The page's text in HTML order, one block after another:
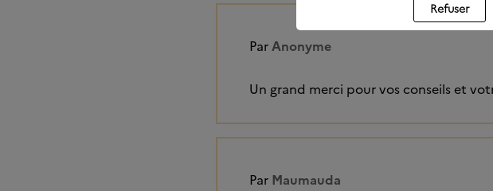
ParAnonyme
Un grand merci pour vos conseils et
Par Maumauda
Refuser